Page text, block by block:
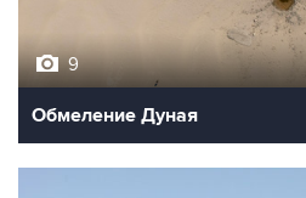
9
Обмеление Дуная